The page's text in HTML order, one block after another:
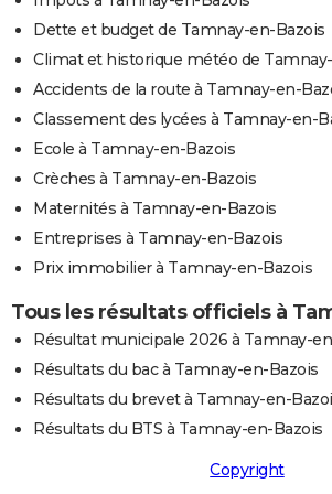
Dette et budget de Tamnay-en-Bazois
Climat et historique météo de
Accidents de la route à Tamnay-en-
Classement des lycées à Tamnay-en-
Ecole à Tamnay-en-Bazois
Crèches à Tamnay-en-Bazois
Maternités à Tamnay-en-Bazois
Entreprises à Tamnay-en-Bazois
Prix immobilier à Tamnay-en-Bazois
Tous les résultats officiels à
Résultat municipale 2026 à Tamnay-
Résultats du bac à Tamnay-en-Bazois
Résultats du brevet à Tamnay-en-
Résultats du BTS à Tamnay-en-Bazois
Copyright